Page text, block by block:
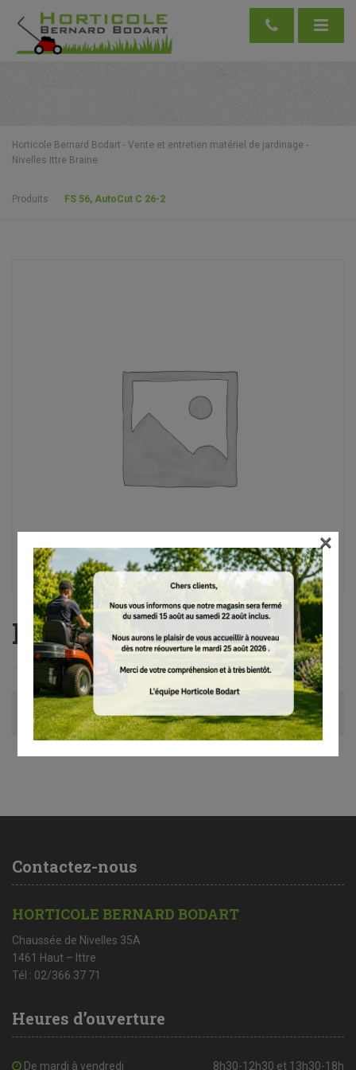
Horticole Bernard Bodart - Vente et entretien matériel de jardinage -
Nivelles Ittre Braine
Produits FS 56, AutoCut C 26-2
FS 56, AutoCut C 26-2
Avis (0)
Contactez-nous
HORTICOLE BERNARD BODART
Chaussée de Nivelles 35A
1461 Haut – Ittre
Tél : 02/366 37 71
Heures d’ouverture
De mardi à vendredi 8h30-12h30 et 13h30-18h
×